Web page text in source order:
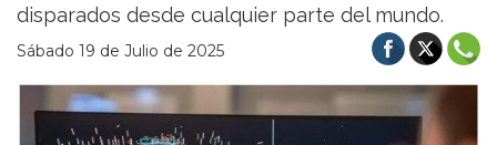
disparados desde cualquier parte del mundo.
Sábado 19 de Julio de 2025